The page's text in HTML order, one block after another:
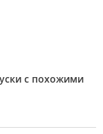
с похожими